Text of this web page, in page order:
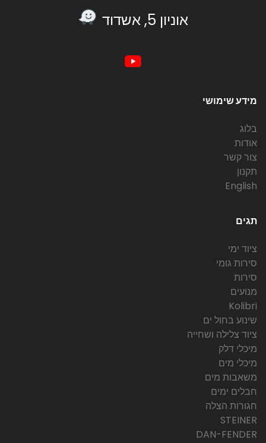
אוניון 5, אשדוד
מידע שימושי
בלוג
אודות
צור קשר
תקנון
English
תגים
ציוד ימי
סירות גומי
סירות
מנועים
Kolibri
שינוע בחול ים
ציוד צלילה ושחייה
מיכלי דלק
מיכלי מים
משאבות מים
חבלים ימים
חגורות הצלה
STEINER
DAN-FENDER